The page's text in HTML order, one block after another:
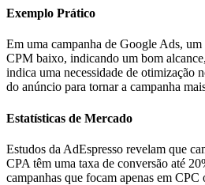
Exemplo Prático
Em uma campanha de Google Ads,
CPM baixo, indicando um bom
indica uma necessidade de otimização
do anúncio para tornar a campanha
Estatísticas de Mercado
Estudos da AdEspresso revelam que
CPA têm uma taxa de conversão até
campanhas que focam apenas em CPC